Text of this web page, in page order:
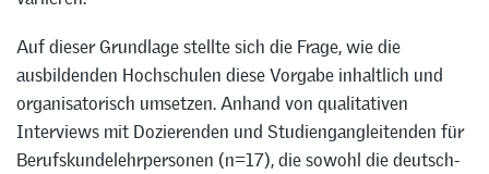
Auf dieser Grundlage stellte sich die Frage, wie die
ausbildenden Hochschulen diese Vorgabe inhaltlich und
organisatorisch umsetzen. Anhand von qualitativen
Interviews mit Dozierenden und Studiengangleitenden für
Berufskundelehrpersonen (n=17), die sowohl die deutsch-